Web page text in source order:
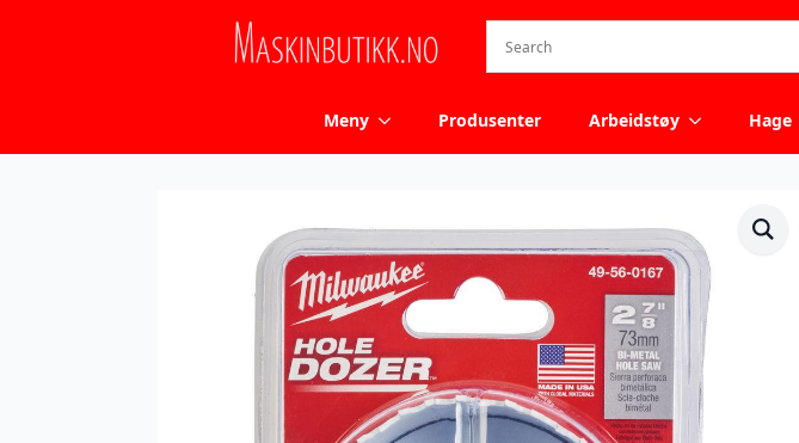
Meny Produsenter Arbeidstøy Hage